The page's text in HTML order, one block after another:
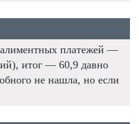
платежей —
итог — 60,9 давно
не нашла, но если